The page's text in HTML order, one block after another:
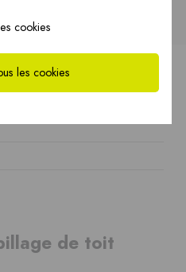
chaleur
de toit
cookies
les cookies